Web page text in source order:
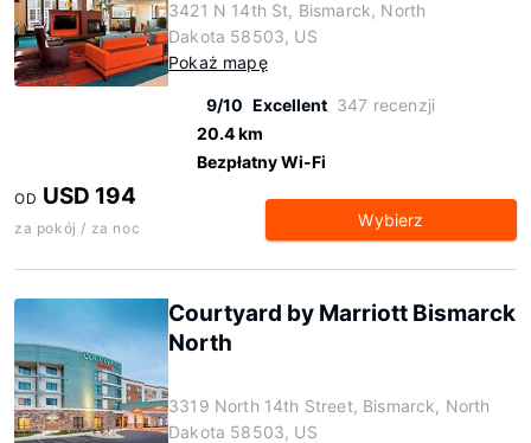
3421 N 14th St, Bismarck, North
Dakota 58503, US
Pokaż mapę
9/10 Excellent 347 recenzji
20.4 km
Bezpłatny Wi-Fi
OD USD 194
za pokój / za noc Wybierz
Courtyard by Marriott Bismarck
North
3319 North 14th Street, Bismarck, North
Dakota 58503, US